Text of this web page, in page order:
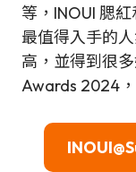
等，INOUI 腮
最值得入手的
高，並得到很
Awards 2024